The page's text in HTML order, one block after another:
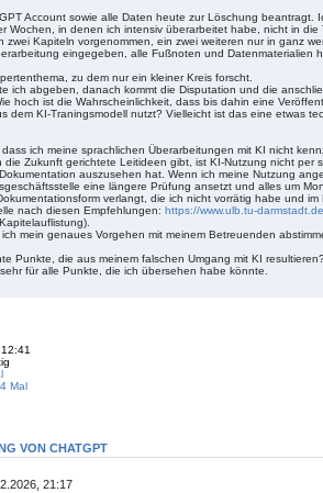
Account sowie alle Daten heute zur Löschung beantragt.
Wochen, in denen ich intensiv überarbeitet habe, nicht in die
zwei Kapiteln vorgenommen, ein zwei weiteren nur in ganz
eingegeben, alle Fußnoten und Datenmaterialien
zu dem nur ein kleiner Kreis forscht.
ich abgeben, danach kommt die Disputation und die
hoch ist die Wahrscheinlichkeit, dass bis dahin eine
dem KI-Traningsmodell nutzt? Vielleicht ist das eine etwas
ich meine sprachlichen Überarbeitungen mit KI nicht
die Zukunft gerichtete Leitideen gibt, ist KI-Nutzung nicht per
auszusehen hat. Wenn ich meine Nutzung
eine längere Prüfung ansetzt und alles um
verlangt, die ich nicht vorrätig habe und
nach diesen Empfehlungen: https://www.ulb.tu-
mein genaues Vorgehen mit meinem Betreuenden
Punkte, die aus meinem falschen Umgang mit KI
für alle Punkte, die ich übersehen habe könnte.
Mal
VON CHATGPT
21:17